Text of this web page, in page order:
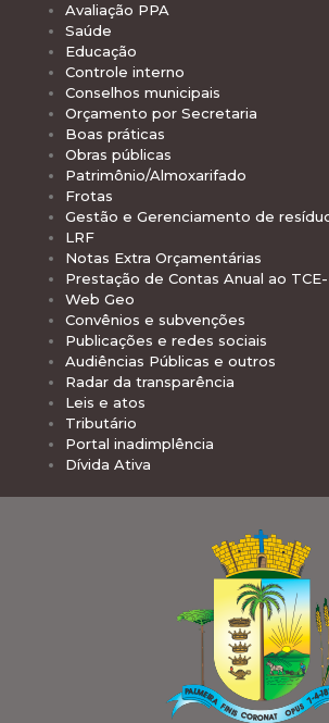
Avaliação PPA
Saúde
Educação
Controle interno
Conselhos municipais
Orçamento por Secretaria
Boas práticas
Obras públicas
Patrimônio/Almoxarifado
Frotas
Gestão e Gerenciamento de
LRF
Notas Extra Orçamentárias
Prestação de Contas Anual ao
Web Geo
Convênios e subvenções
Publicações e redes sociais
Audiências Públicas e outros
Radar da transparência
Leis e atos
Tributário
Portal inadimplência
Dívida Ativa